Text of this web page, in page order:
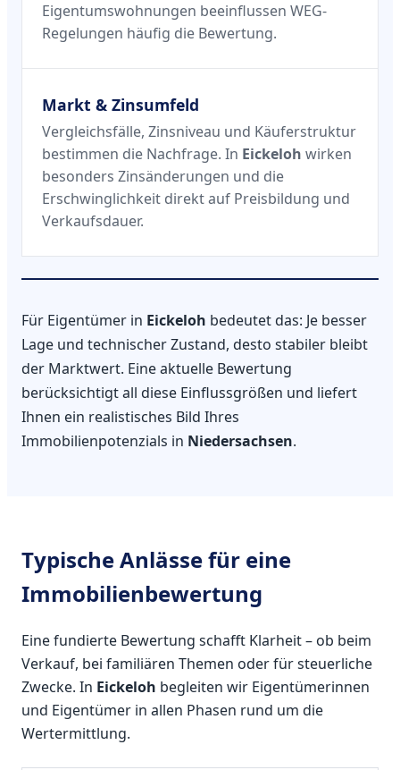
Eigentumswohnungen beeinflussen WEG-
Regelungen häufig die Bewertung.
Markt & Zinsumfeld
Vergleichsfälle, Zinsniveau und Käuferstruktur
bestimmen die Nachfrage. In Eickeloh wirken
besonders Zinsänderungen und die
Erschwinglichkeit direkt auf Preisbildung und
Verkaufsdauer.
Für Eigentümer in Eickeloh bedeutet das: Je besser
Lage und technischer Zustand, desto stabiler bleibt
der Marktwert. Eine aktuelle Bewertung
berücksichtigt all diese Einflussgrößen und liefert
Ihnen ein realistisches Bild Ihres
Immobilienpotenzials in Niedersachsen.
Typische Anlässe für eine
Immobilienbewertung
Eine fundierte Bewertung schafft Klarheit – ob beim
Verkauf, bei familiären Themen oder für steuerliche
Zwecke. In Eickeloh begleiten wir Eigentümerinnen
und Eigentümer in allen Phasen rund um die
Wertermittlung.